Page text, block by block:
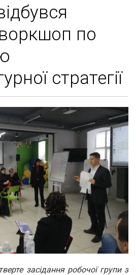
по
стратегії
засідання робочої групи з